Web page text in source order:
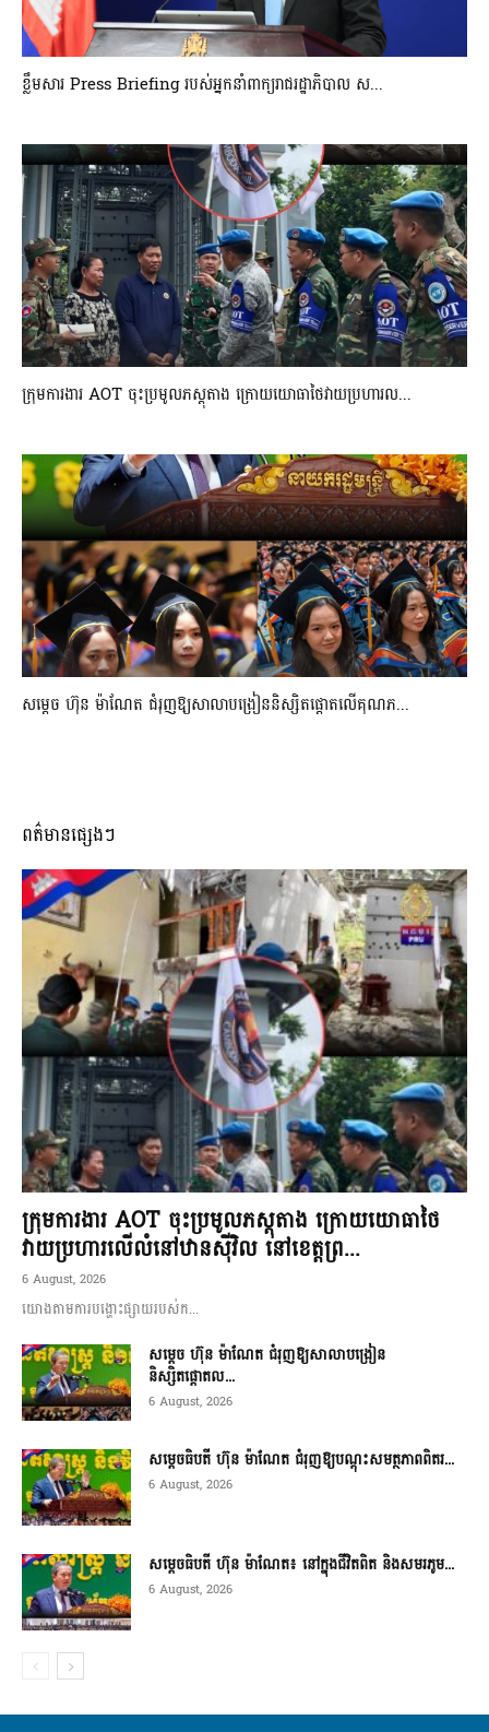
ខ្លឹមសារ Press Briefing របស់អ្នកនាំពាក្យរាជរដ្ឋាភិបាល ស...
ក្រុមការងារ AOT ចុះប្រមូលភស្តុតាង ក្រោយយោធាថៃវាយប្រហារល...
សម្តេច ហ៊ុន ម៉ាណែត ជំរុញឱ្យសាលាបង្រៀននិស្សិតផ្តោតលើគុណភ...
ពត៌មានផ្សេងៗ
ក្រុមការងារ AOT ចុះប្រមូលភស្តុតាង ក្រោយយោធាថៃ
វាយប្រហារលើលំនៅឋានស៊ីវិល នៅខេត្តព្រ...
6 August, 2026
យោងតាមការបង្ហោះផ្សាយរបស់ក...
សម្តេច ហ៊ុន ម៉ាណែត ជំរុញឱ្យសាលាបង្រៀន
និស្សិតផ្តោតល...
6 August, 2026
សម្តេចធិបតី ហ៊ុន ម៉ាណែត ជំរុញឱ្យបណ្តុះសមត្ថភាពពិតរ...
6 August, 2026
សម្តេចធិបតី ហ៊ុន ម៉ាណែត៖ នៅក្នុងជីវិតពិត និងសមរភូម...
6 August, 2026